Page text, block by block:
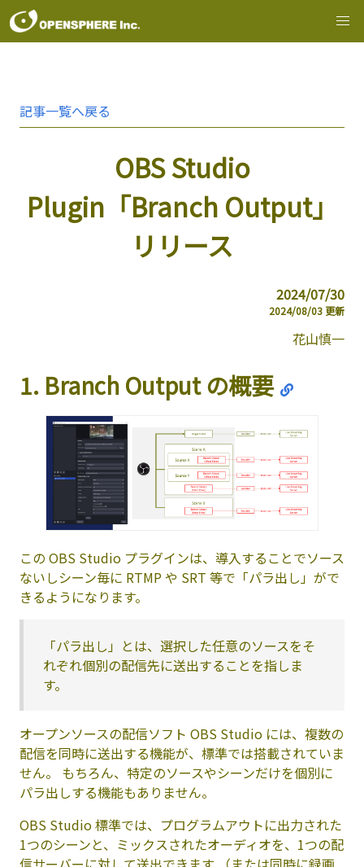
記事一覧へ戻る
OBS Studio
Plugin「Branch Output」
リリース
2024/07/30
2024/08/03 更新
花山慎一
1. Branch Output の概要
この OBS Studio プラグインは、導入することでソース
ないしシーン毎に RTMP や SRT 等で「パラ出し」がで
きるようになります。
「パラ出し」とは、選択した任意のソースをそ
れぞれ個別の配信先に送出することを指しま
す。
オープンソースの配信ソフト OBS Studio には、複数の
配信を同時に送出する機能が、標準では搭載されていま
せん。 もちろん、特定のソースやシーンだけを個別に
パラ出しする機能もありません。
OBS Studio 標準では、プログラムアウトに出力された
1つのシーンと、ミックスされたオーディオを、1つの配